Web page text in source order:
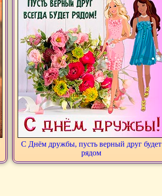
С Днём дружбы, пусть верный друг будет
рядом